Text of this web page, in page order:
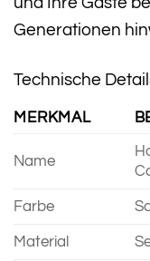
Generationen
Technische
MERKMAL
Name
Farbe
Material